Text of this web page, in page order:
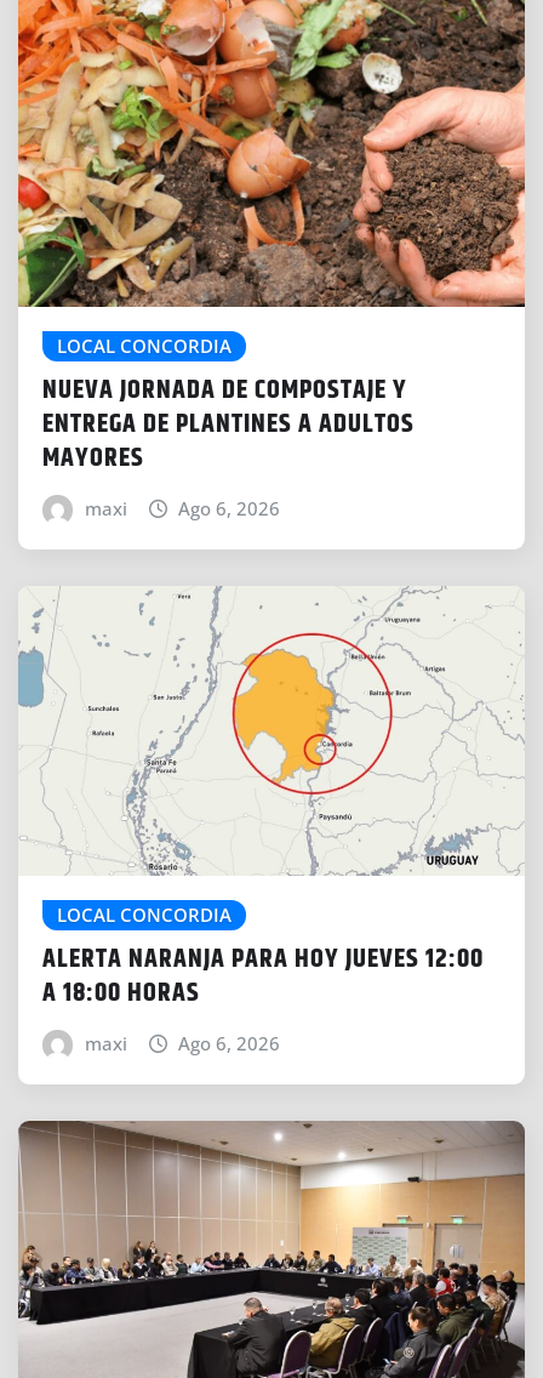
LOCAL CONCORDIA
NUEVA JORNADA DE COMPOSTAJE Y
ENTREGA DE PLANTINES A ADULTOS
MAYORES
maxi Ago 6, 2026
LOCAL CONCORDIA
ALERTA NARANJA PARA HOY JUEVES 12:00
A 18:00 HORAS
maxi Ago 6, 2026